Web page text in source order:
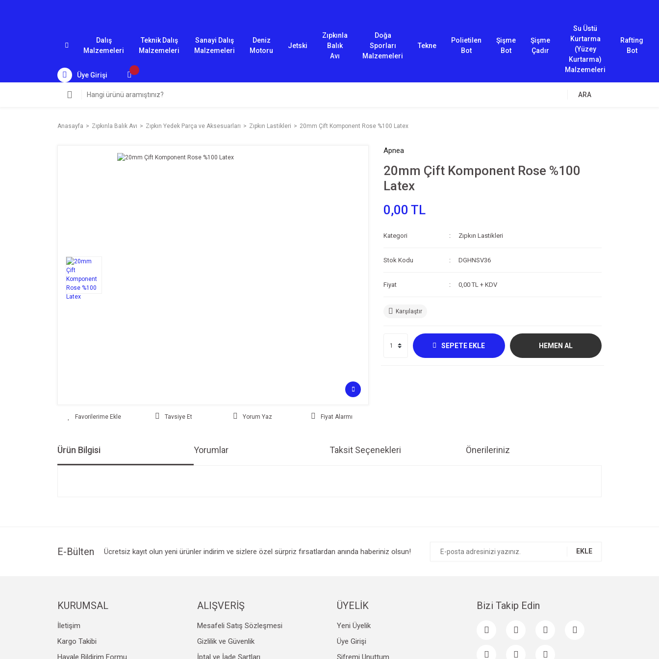
Dalış
Malzemeleri
Teknik Dalış
Malzemeleri
Sanayi Dalış
Malzemeleri
Deniz
Motoru
Jetski
Zıpkınla
Balık
Avı
Doğa
Sporları
Malzemeleri
Tekne
Polietilen
Bot
Şişme
Bot
Şişme
Çadır
Su Üstü
Kurtarma
(Yüzey
Kurtarma)
Malzemeleri
Rafting
Bot
Üye Girişi
ARA
Anasayfa Zıpkınla Balık Avı Zıpkın Yedek Parça ve Aksesuarları Zıpkın Lastikleri 20mm Çift Komponent Rose %100 Latex
Tavsiye Et Yorum Yaz Fiyat Alarmı
Apnea
20mm Çift Komponent Rose %100
Latex
0,00 TL
Kategori Zıpkın Lastikleri
Stok Kodu DGHNSV36
Fiyat 0,00 TL + KDV
Karşılaştır
SEPETE EKLE HEMEN AL
Ürün Bilgisi Yorumlar Taksit Seçenekleri Önerileriniz
Ürün bilgilerinde hatalar bulunuyor.
Gönder
E-Bülten Ücretsiz kayıt olun yeni ürünler indirim ve sizlere özel sürpriz fırsatlardan anında haberiniz olsun! EKLE
KURUMSAL
İletişim
Kargo Takibi
Havale Bildirim Formu
ALIŞVERİŞ
Mesafeli Satış Sözleşmesi
Gizlilik ve Güvenlik
İptal ve İade Şartları
ÜYELİK
Yeni Üyelik
Üye Girişi
Şifremi Unuttum
Bizi Takip Edin